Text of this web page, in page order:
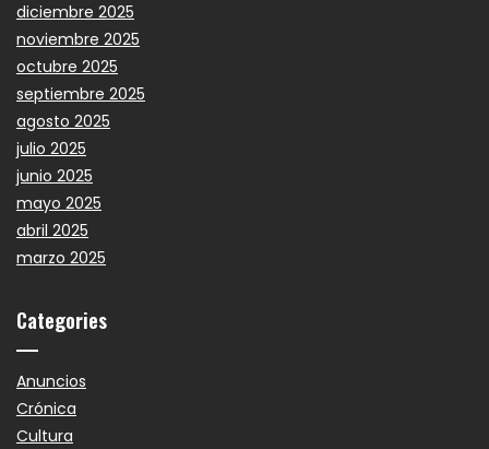
diciembre 2025
noviembre 2025
octubre 2025
septiembre 2025
agosto 2025
julio 2025
junio 2025
mayo 2025
abril 2025
marzo 2025
Categories
Anuncios
Crónica
Cultura